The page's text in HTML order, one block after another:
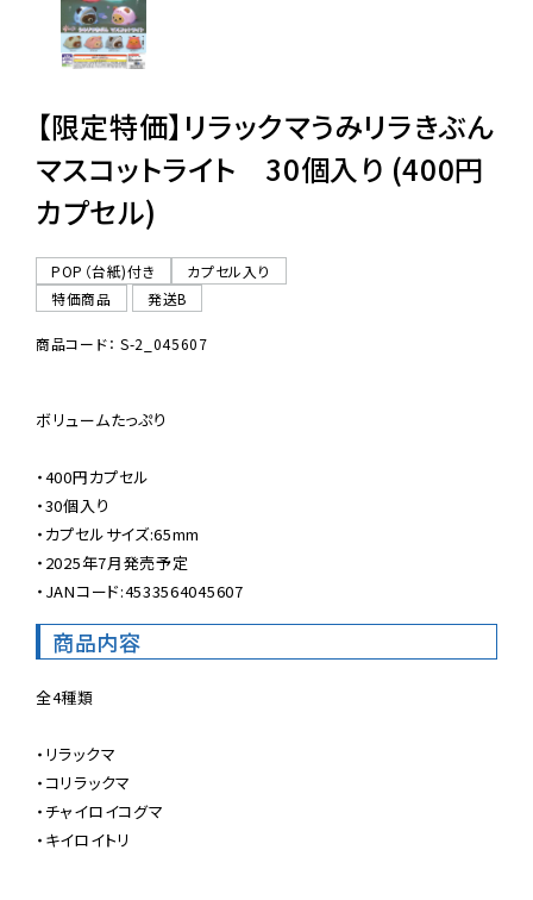
06-6282-7659
【限定特価】リラックマうみリラきぶん
マスコットライト 30個入り (400円
カプセル)
POP（台紙)付き
カプセル入り
特価商品
発送B
商品コード： S-2_045607
ボリュームたっぷり
・400円カプセル
・30個入り
・カプセルサイズ:65mm
・2025年7月発売予定
・JANコード:4533564045607
商品内容
全4種類
・リラックマ
・コリラックマ
・チャイロイコグマ
・キイロイトリ